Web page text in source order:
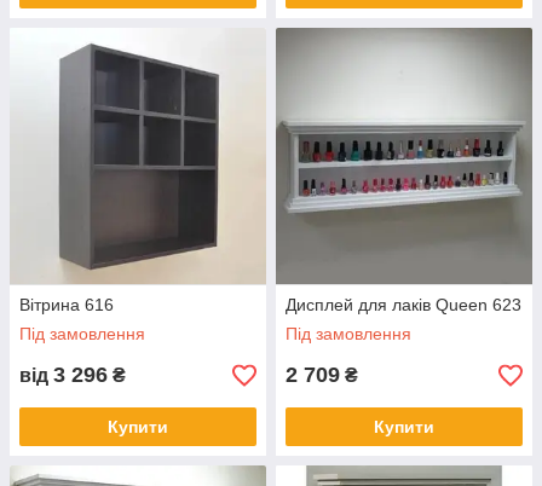
Вітрина 616
Під замовлення
від 3 296 ₴
Купити
Дисплей для лаків Queen 623
Під замовлення
2 709 ₴
Купити